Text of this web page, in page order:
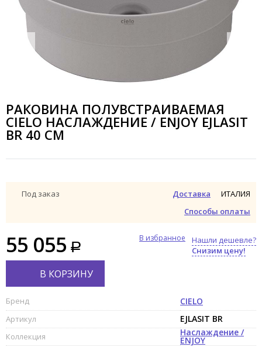
РАКОВИНА ПОЛУВСТРАИВАЕМАЯ
CIELO НАСЛАЖДЕНИЕ / ENJOY EJLASIT
BR 40 СМ
Под заказ
Доставка
Способы оплаты
ИТАЛИЯ
55 055
Нашли дешевле?
Снизим цену!
В избранное
В КОРЗИНУ
Бренд CIELO
Артикул EJLASIT BR
Коллекция Наслаждение /
ENJOY